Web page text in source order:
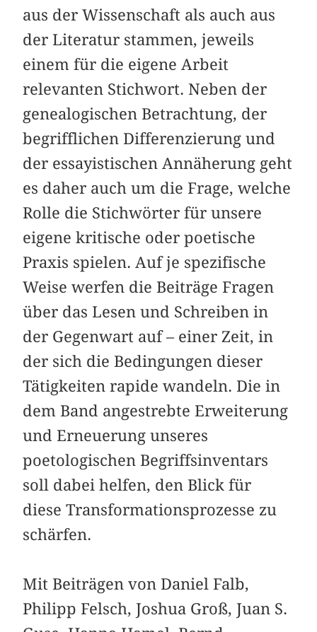
aus der Wissenschaft als auch aus
der Literatur stammen, jeweils
einem für die eigene Arbeit
relevanten Stichwort. Neben der
genealogischen Betrachtung, der
begrifflichen Differenzierung und
der essayistischen Annäherung geht
es daher auch um die Frage, welche
Rolle die Stichwörter für unsere
eigene kritische oder poetische
Praxis spielen. Auf je spezifische
Weise werfen die Beiträge Fragen
über das Lesen und Schreiben in
der Gegenwart auf – einer Zeit, in
der sich die Bedingungen dieser
Tätigkeiten rapide wandeln. Die in
dem Band angestrebte Erweiterung
und Erneuerung unseres
poetologischen Begriffsinventars
soll dabei helfen, den Blick für
diese Transformationsprozesse zu
schärfen.
Mit Beiträgen von Daniel Falb,
Philipp Felsch, Joshua Groß, Juan S.